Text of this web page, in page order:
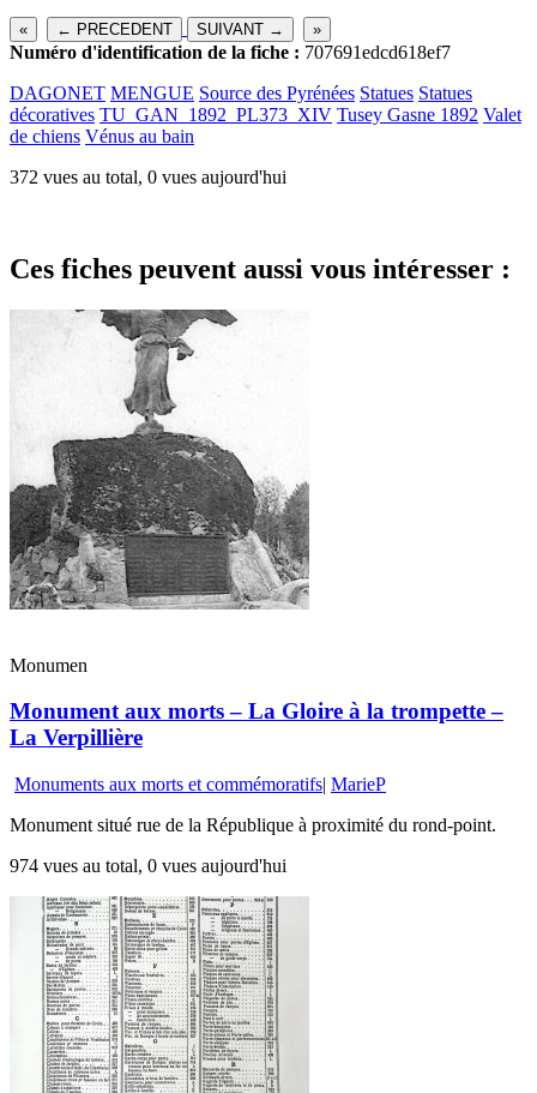
« ← PRECEDENT SUIVANT → »
Numéro d'identification de la fiche : 707691edcd618ef7
DAGONET MENGUE Source des Pyrénées Statues Statues
décoratives TU_GAN_1892_PL373_XIV Tusey Gasne 1892 Valet
de chiens Vénus au bain
372 vues au total, 0 vues aujourd'hui
Ces fiches peuvent aussi vous intéresser :
Monumen
Monument aux morts – La Gloire à la trompette –
La Verpillière
Monuments aux morts et commémoratifs| MarieP
Monument situé rue de la République à proximité du rond-point.
974 vues au total, 0 vues aujourd'hui